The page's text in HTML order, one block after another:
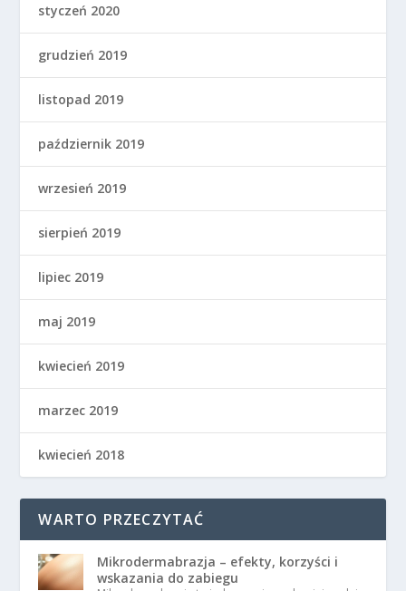
styczeń 2020
grudzień 2019
listopad 2019
październik 2019
wrzesień 2019
sierpień 2019
lipiec 2019
maj 2019
kwiecień 2019
marzec 2019
kwiecień 2018
WARTO PRZECZYTAĆ
Mikrodermabrazja – efekty, korzyści i
wskazania do zabiegu